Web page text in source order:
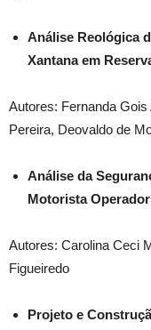
Análise Reológica
Xantana em
Autores: Fernanda
Pereira, Deovaldo de
Análise da
Motorista
Autores: Carolina Ceci
Figueiredo
Projeto e